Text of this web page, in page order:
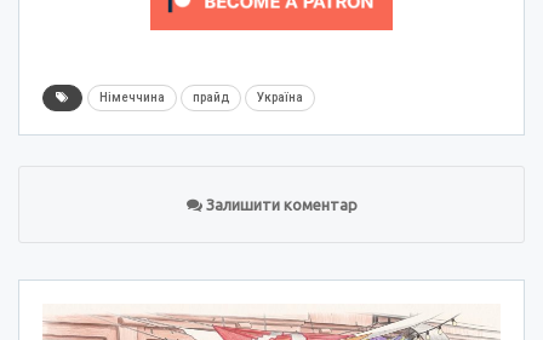
Німеччина прайд Україна
Залишити коментар